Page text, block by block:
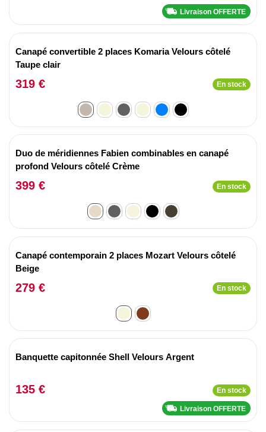
Livraison OFFERTE
Canapé convertible 2 places Komaria Velours côtelé
Taupe clair
319 € En stock
Duo de méridiennes Fabien combinables en canapé
profond Velours côtelé Crème
399 € En stock
Canapé contemporain 2 places Mozart Velours côtelé
Beige
279 € En stock
Banquette capitonnée Shell Velours Argent
135 € En stock
Livraison OFFERTE